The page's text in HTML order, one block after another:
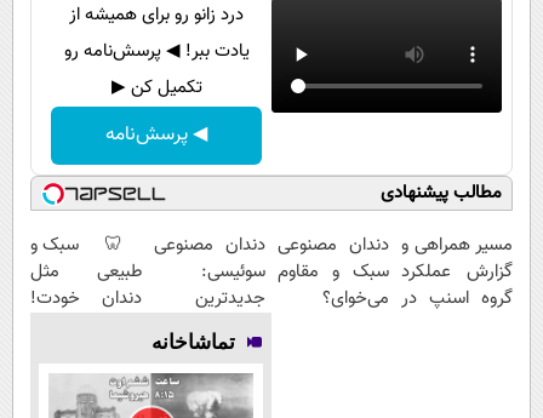
درد زانو رو برای همیشه از
یادت ببر! ◀ پرسش‌نامه رو
تکمیل کن ▶
◀ پرسش‌نامه
مطالب پیشنهادی
مسیر همراهی و
گزارش عملکرد
گروه اسنپ در
دندان مصنوعی
سبک و مقاوم
می‌خوای؟
دندان مصنوعی
سوئیسی:
جدیدترین
فناوری اروپا،
سبک و مقاوم |
پرداخت قسطی
🦷 سبک و
طبیعی مثل
دندان خودت!
اقساطی 💳 📍
تهران
تماشاخانه